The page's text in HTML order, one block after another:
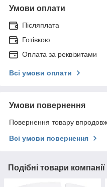
Умови оплати
Післяплата
Готівкою
Оплата за реквізитами
Всі умови оплати
Умови повернення
Повернення товару
Всі умови повернення
Подібні товари компанії